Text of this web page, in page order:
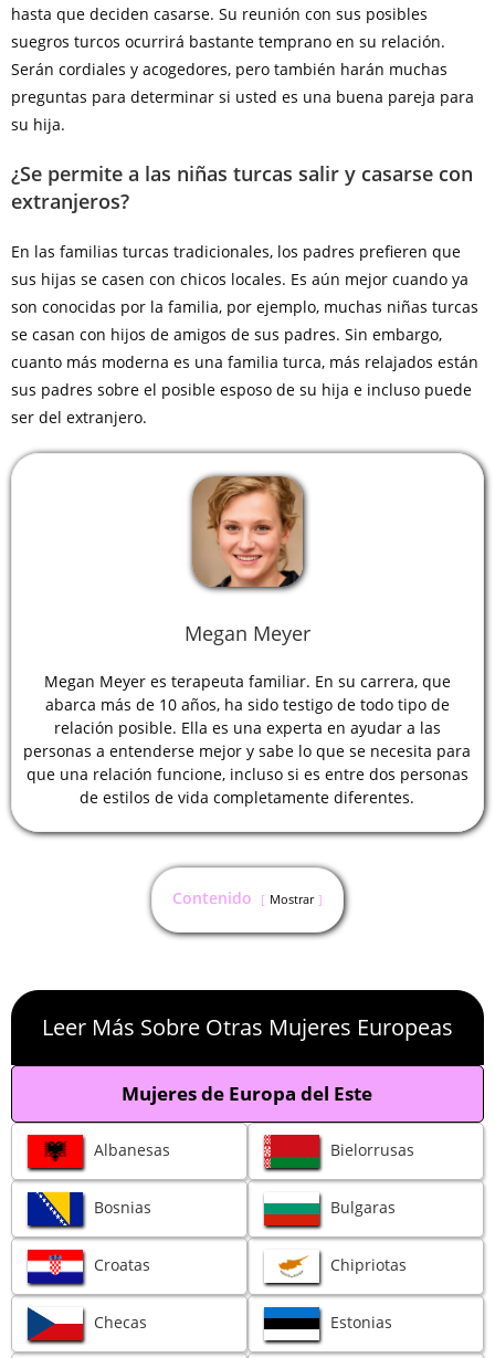
hasta que deciden casarse. Su reunión con sus posibles
suegros turcos ocurrirá bastante temprano en su relación.
Serán cordiales y acogedores, pero también harán muchas
preguntas para determinar si usted es una buena pareja para
su hija.
¿Se permite a las niñas turcas salir y casarse con
extranjeros?
En las familias turcas tradicionales, los padres prefieren que
sus hijas se casen con chicos locales. Es aún mejor cuando ya
son conocidas por la familia, por ejemplo, muchas niñas turcas
se casan con hijos de amigos de sus padres. Sin embargo,
cuanto más moderna es una familia turca, más relajados están
sus padres sobre el posible esposo de su hija e incluso puede
ser del extranjero.
Megan Meyer
Megan Meyer es terapeuta familiar. En su carrera, que
abarca más de 10 años, ha sido testigo de todo tipo de
relación posible. Ella es una experta en ayudar a las
personas a entenderse mejor y sabe lo que se necesita para
que una relación funcione, incluso si es entre dos personas
de estilos de vida completamente diferentes.
Contenido Mostrar
Leer Más Sobre Otras Mujeres Europeas
Mujeres de Europa del Este
Albanesas Bielorrusas
Bosnias Bulgaras
Croatas Chipriotas
Checas Estonias